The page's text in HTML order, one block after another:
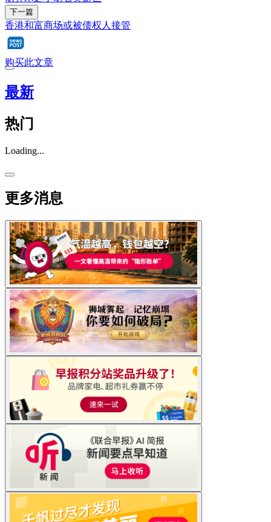
下一篇
香港和富商场或被债权人接管
购买此文章
最新
热门
Loading...
更多消息